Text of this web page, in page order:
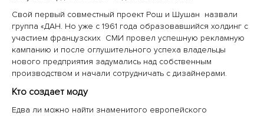
Свой первый совместный проект Рош и Шушан назвали
группа «ДАН. Но уже с 1961 года образовавшийся холдинг с
участием французских СМИ провел успешную рекламную
кампанию и после оглушительного успеха владельцы
нового предприятия задумались над собственным
производством и начали сотрудничать с дизайнерами.
Кто создает моду
Едва ли можно найти знаменитого европейского